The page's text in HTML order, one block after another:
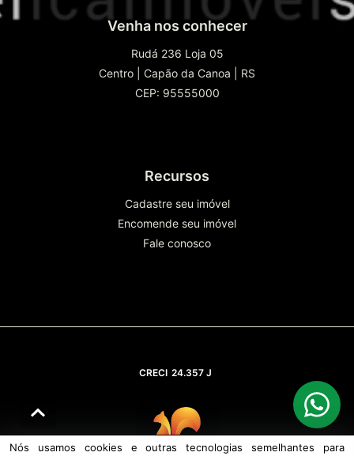
Venha nos conhecer
Rudá 236 Loja 05
Centro
Capão da Canoa
RS
CEP: 95555000
Recursos
Cadastre seu imóvel
Encomende seu imóvel
Fale conosco
CRECI 24.357 J
Nós usamos cookies e outras tecnologias semelhantes para